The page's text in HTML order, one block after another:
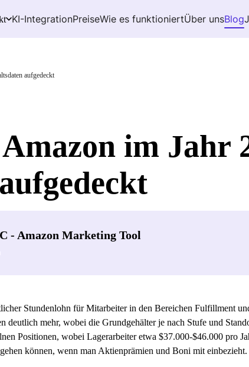
KI-IntegrationPreiseWie es funktioniertÜber unsBlog
aufgedeckt
im Jahr
- Amazon Marketing Tool
Stundenlohn für Mitarbeiter in den Bereichen Fulfillment
deutlich mehr, wobei die Grundgehälter je nach Stufe und
Positionen, wobei Lagerarbeiter etwa $37.000-$46.000 pro
können, wenn man Aktienprämien und Boni mit einbezieht.